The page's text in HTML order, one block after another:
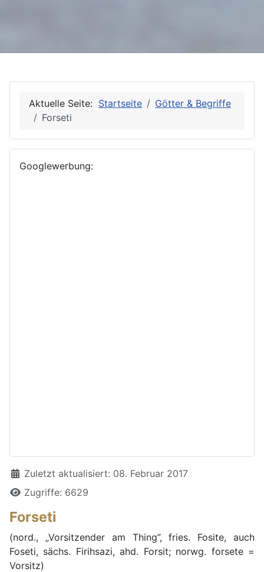
Aktuelle Seite: Startseite
Götter & Begriffe
Forseti
Googlewerbung:
DetailsZuletzt aktualisiert: 08. Februar 2017
Zugriffe: 6629
Forseti
(nord., „Vorsitzender am Thing”, fries. Fosite, auch
Foseti, sächs. Firihsazi, ahd. Forsit; norwg. forsete =
Vorsitz)